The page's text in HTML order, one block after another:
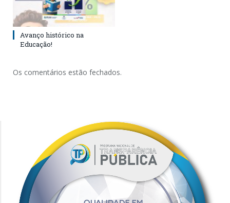
Avanço histórico na
Educação!
Os comentários estão fechados.